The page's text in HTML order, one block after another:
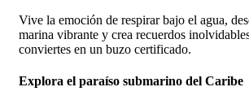
Vive la emoción de respirar bajo el agua,
marina vibrante y crea recuerdos
conviertes en un buzo certificado.
Explora el paraíso submarino del Caribe